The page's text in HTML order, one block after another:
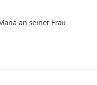
an seiner Frau